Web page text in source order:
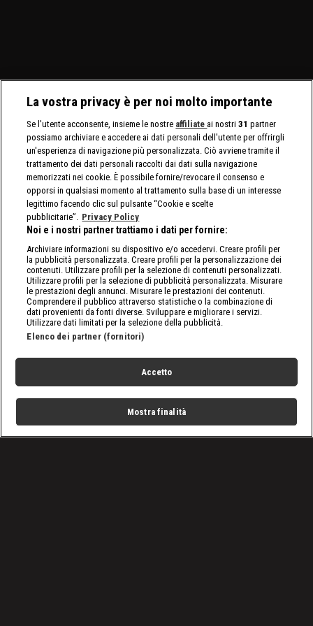
La vostra privacy è per noi molto importante
Se l'utente acconsente, insieme le nostre affiliate ai nostri31 partner
possiamo archiviare e accedere ai dati personali dell'utente per offrirgli
un'esperienza di navigazione più personalizzata. Ciò avviene tramite il
trattamento dei dati personali raccolti dai dati sulla navigazione
memorizzati nei cookie. È possibile fornire/revocare il consenso e
opporsi in qualsiasi momento al trattamento sulla base di un interesse
legittimo facendo clic sul pulsante “Cookie e scelte
pubblicitarie”. Privacy Policy
Noi e i nostri partner trattiamo i dati per fornire:
Archiviare informazioni su dispositivo e/o accedervi. Creare profili per
la pubblicità personalizzata. Creare profili per la personalizzazione dei
contenuti. Utilizzare profili per la selezione di contenuti personalizzati.
Utilizzare profili per la selezione di pubblicità personalizzata. Misurare
le prestazioni degli annunci. Misurare le prestazioni dei contenuti.
Comprendere il pubblico attraverso statistiche o la combinazione di
dati provenienti da fonti diverse. Sviluppare e migliorare i servizi.
Utilizzare dati limitati per la selezione della pubblicità.
Elenco dei partner (fornitori)
Accetto
Mostra finalità